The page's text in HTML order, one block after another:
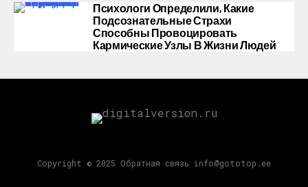
Психологи Определили, Какие
Подсознательные Страхи
Способны Провоцировать
Кармические Узлы В Жизни Людей
Copyright © 2025 Обратная связь info@gototop.ee